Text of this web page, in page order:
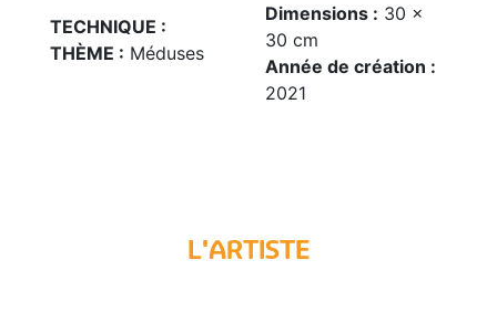
TECHNIQUE :
THÈME : Méduses
Dimensions : 30 x
30 cm
Année de création :
2021
L'ARTISTE